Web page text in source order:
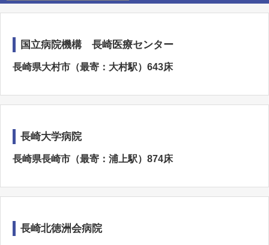
国立病院機構 長崎医療センター
長崎県大村市（最寄：大村駅）643床
長崎大学病院
長崎県長崎市（最寄：浦上駅）874床
長崎北徳洲会病院